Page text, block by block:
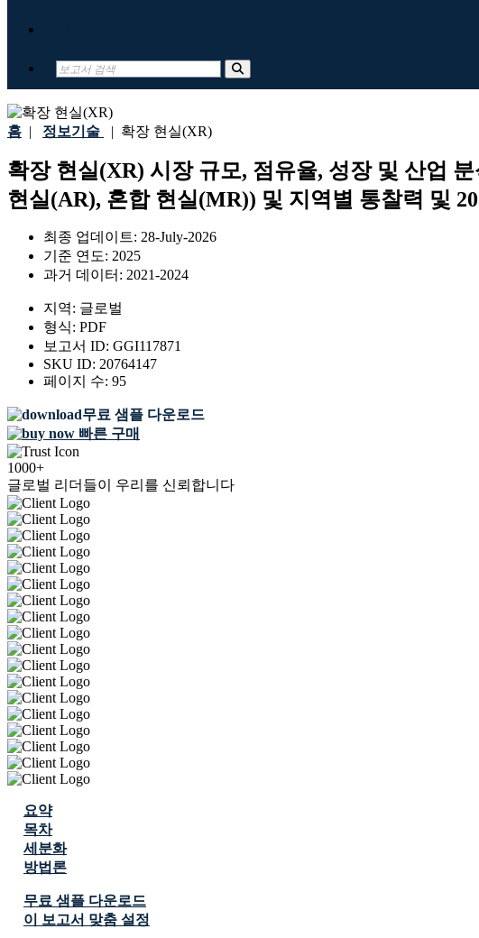
홈 | 정보기술 | 확장 현실(XR)
확장 현실(XR) 시장 규모, 점유율, 성장 및 산업
현실(AR), 혼합 현실(MR)) 및 지역별 통찰력 및
최종 업데이트: 28-July-2026
기준 연도: 2025
과거 데이터: 2021-2024
지역: 글로벌
형식: PDF
보고서 ID: GGI117871
SKU ID: 20764147
페이지 수: 95
무료 샘플 다운로드
빠른 구매
1000+
글로벌 리더들이 우리를 신뢰합니다
요약
목차
세분화
방법론
무료 샘플 다운로드
이 보고서 맞춤 설정